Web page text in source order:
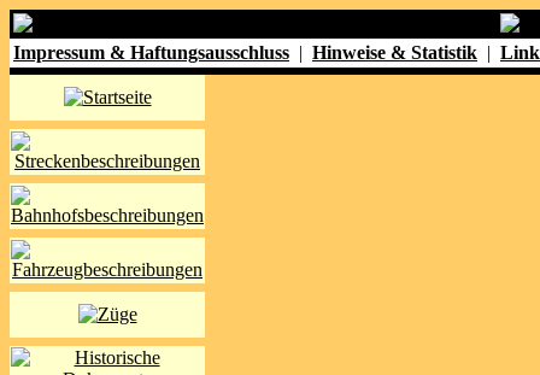
Impressum & Haftungsausschluss | Hinweise & Statistik |